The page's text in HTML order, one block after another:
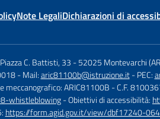
Note LegaliDichiarazioni di
Piazza C. Battisti, 33 -52025 Montevarchi
- Mail:aric81100b@istruzione.it - PEC:
meccanografico: ARIC81100B - C.F.
whistleblowing- Obiettivi di accessibilità:
https://form.agid.gov.it/view/dbf17240-